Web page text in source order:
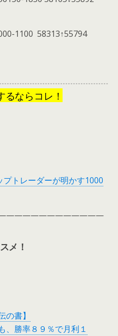
1100 58313↑55794
ならコレ！
プトレーダーが明かす1000
メ！
の書】
、勝率８９％で月利１